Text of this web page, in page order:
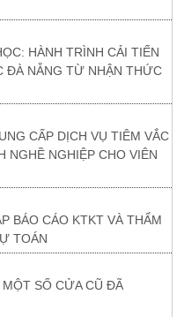
HÀNH TRÌNH CẢI TIẾN
ĐÀ NẴNG TỪ NHẬN THỨC
CẤP DỊCH VỤ TIÊM VẮC
NGHỀ NGHIỆP CHO VIÊN
BÁO CÁO KTKT VÀ THẨM
TOÁN
SỐ CỬA CŨ ĐÃ